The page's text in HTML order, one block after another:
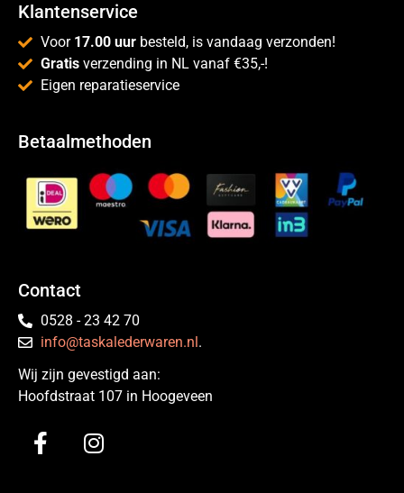
Klantenservice
Voor 17.00 uur besteld, is vandaag verzonden!
Gratis verzending in NL vanaf €35,-!
Eigen reparatieservice
Betaalmethoden
Contact
0528 - 23 42 70
info@taskalederwaren.nl .
Wij zijn gevestigd aan:
Hoofdstraat 107 in Hoogeveen